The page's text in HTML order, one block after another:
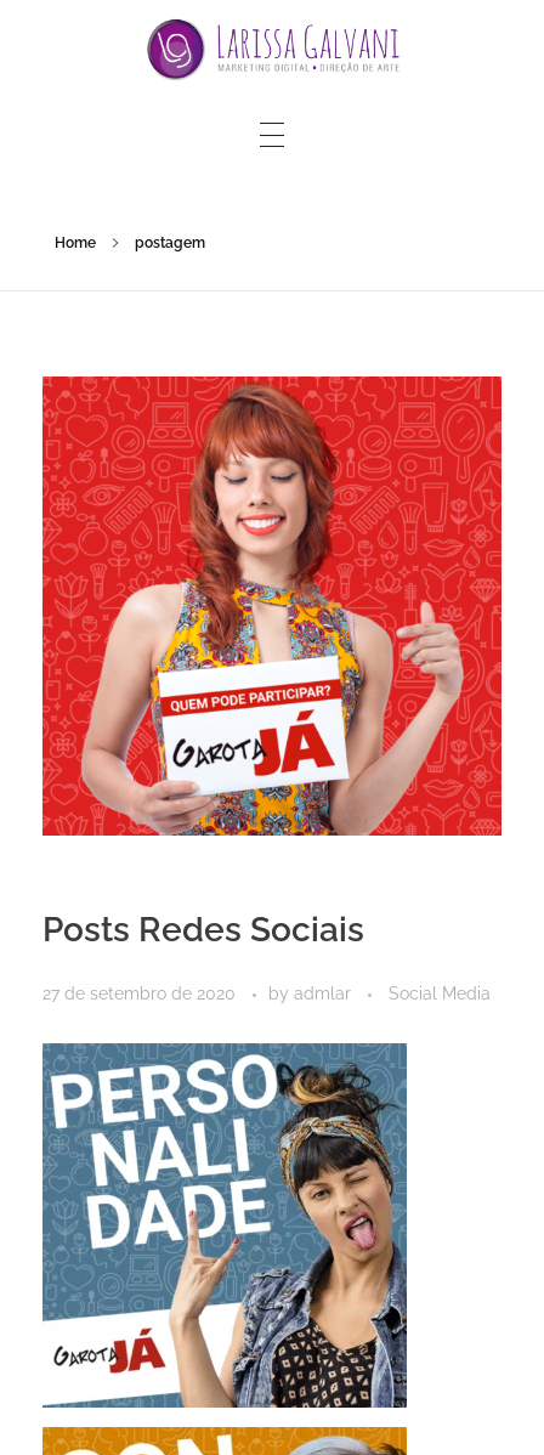
Home postagem
Posts Redes Sociais
27 de setembro de 2020 by admlar Social Media